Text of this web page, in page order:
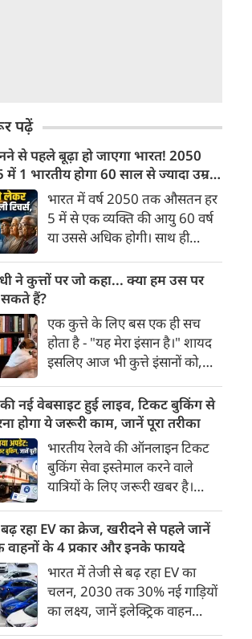
पढ़ें
से पहले बूढ़ा हो जाएगा भारत! 2050
1 भारतीय होगा 60 साल से ज्यादा उम्र
भारत में वर्ष 2050 तक औसतन हर
5 में से एक व्यक्ति की आयु 60 वर्ष
या उससे अधिक होगी। साथ ही
भारत में रहेंगे। ‘ट्रांसफॉर्म रूरल
अनुसार भारत विकसित देशों के
विपरीत समृद्ध बनने से पहले ही वृद्ध
होती आबादी वाले देश की श्रेणी में
पहुंच रहा है।
ने कुत्तों पर जो कहा... क्या हम उस पर
हैं?
एक कुत्ते के लिए बस एक ही सच
होता है - "यह मेरा इंसान है।" शायद
इसलिए आज भी कुत्ते इंसानों को,
भू-राजनीति से लेकर कृत्रिम
बुद्धिमत्ता, जलवायु परिवर्तन से लेकर
क्रिकेट तक हर विषय पर बहस कर
सकते हैं, तो उस जीव पर भी एक
गंभीर चर्चा बनती है जिसने किसी भी
सभ्यता से पहले इंसान का साथ चुना
था। दुर्भाग्य यह है कि आज कुत्तों के
बारे में हमारी राय पशु-चिकित्सकों,
व्यवहार वैज्ञानिकों या विशेषज्ञों से
कम... और व्हाट्सऐप यूनिवर्सिटी से
ज़्यादा बनती है।
नई वेबसाइट हुई लाइव, टिकट बुकिंग से
होगा ये जरूरी काम, जानें पूरा तरीका
भारतीय रेलवे की ऑनलाइन टिकट
बुकिंग सेवा इस्तेमाल करने वाले
यात्रियों के लिए जरूरी खबर है।
वेबसाइट का बीटा वर्जन लॉन्च कर
दिया है। करीब 24 साल पुराने
इंटरफेस के बाद वेबसाइट को नए
डिजाइन और कई नए फीचर्स के साथ
अपडेट किया गया है।
रहा EV का क्रेज, खरीदने से पहले जानें
वाहनों के 4 प्रकार और इनके फायदे
भारत में तेजी से बढ़ रहा EV का
चलन, 2030 तक 30% नई गाड़ियों
का लक्ष्य, जानें इलेक्ट्रिक वाहन